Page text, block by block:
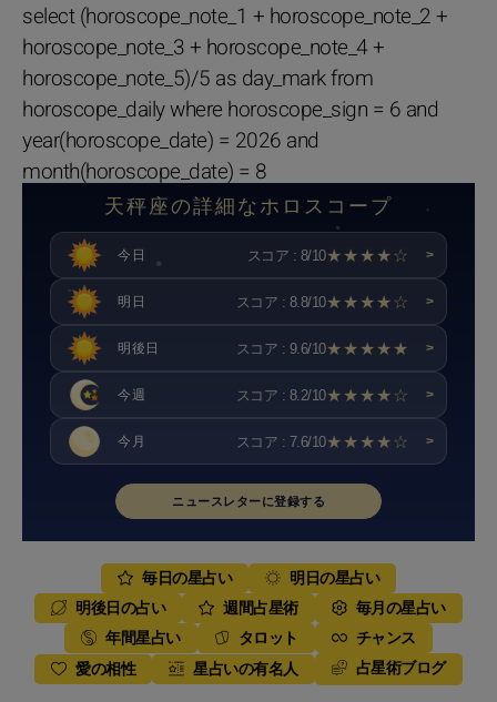
select (horoscope_note_1 + horoscope_note_2 +
horoscope_note_3 + horoscope_note_4 +
horoscope_note_5)/5 as day_mark from
horoscope_daily where horoscope_sign = 6 and
year(horoscope_date) = 2026 and
month(horoscope_date) = 8
天秤座の詳細なホロスコープ
今日 スコア : 8/10★★★★☆ >
明日 スコア : 8.8/10★★★★☆ >
明後日 スコア : 9.6/10★★★★★ >
今週 スコア : 8.2/10★★★★☆ >
今月 スコア : 7.6/10★★★★☆ >
ニュースレターに登録する
毎日の星占い
明日の星占い
明後日の占い
週間占星術
毎月の星占い
年間星占い
タロット
チャンス
愛の相性
星占いの有名人 占星術ブログ